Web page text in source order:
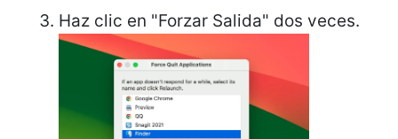
Haz clic en "Forzar Salida" dos veces.